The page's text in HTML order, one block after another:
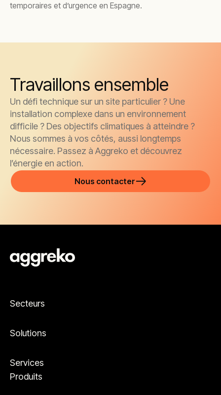
temporaires et d’urgence en Espagne.
Travaillons ensemble
Un défi technique sur un site particulier ? Une
installation complexe dans un environnement
difficile ? Des objectifs climatiques à atteindre ?
Nous sommes à vos côtés, aussi longtemps
nécessaire. Passez à Aggreko et découvrez
l’énergie en action.
Nous contacter
Secteurs
Solutions
Services
Produits